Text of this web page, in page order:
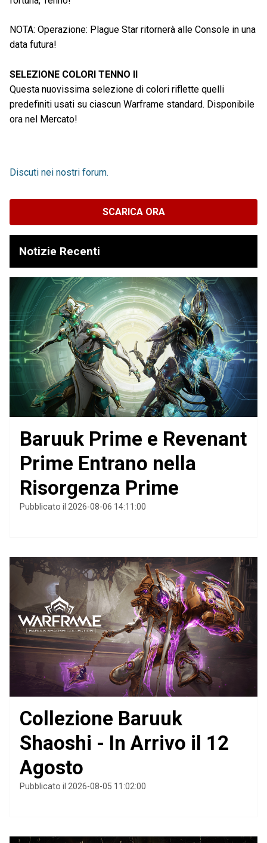
NOTA: Operazione: Plague Star ritornerà alle Console in una
data futura!
SELEZIONE COLORI TENNO II
Questa nuovissima selezione di colori riflette quelli
predefiniti usati su ciascun Warframe standard. Disponibile
ora nel Mercato!
Discuti nei nostri forum.
SCARICA ORA
Notizie Recenti
Baruuk Prime e Revenant
Prime Entrano nella
Risorgenza Prime
Pubblicato il 2026-08-06 14:11:00
Collezione Baruuk
Shaoshi - In Arrivo il 12
Agosto
Pubblicato il 2026-08-05 11:02:00